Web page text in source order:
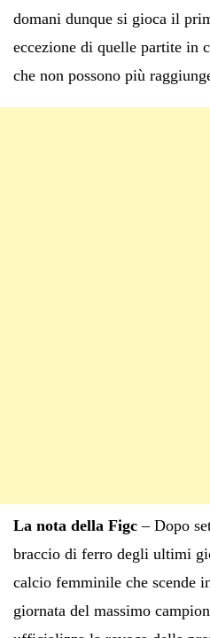
domani dunque si gioca il
eccezione di quelle partite in
che non possono più
La nota della Figc – Dopo
braccio di ferro degli ultimi
calcio femminile che scende
giornata del massimo